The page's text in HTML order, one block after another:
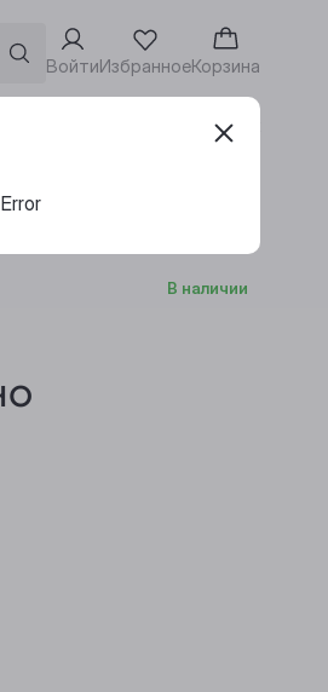
ВойтиИзбранноеКорзина
Адреса винотек
В наличии